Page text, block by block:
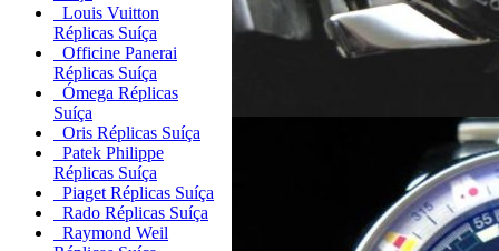
Louis Vuitton
Réplicas Suíça
Officine Panerai
Réplicas Suíça
Ómega Réplicas
Suíça
Oris Réplicas Suíça
Patek Philippe
Réplicas Suíça
Piaget Réplicas Suíça
Rado Réplicas Suíça
Raymond Weil